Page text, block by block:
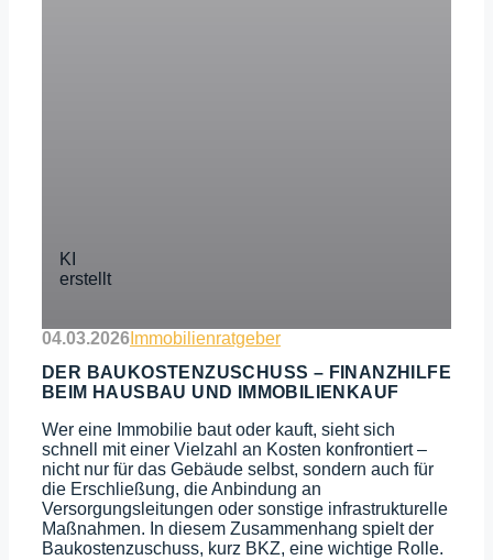
04.03.2026 Immobilienratgeber
DER BAUKOSTENZUSCHUSS – FINANZHILFE
BEIM HAUSBAU UND IMMOBILIENKAUF
Wer eine Immobilie baut oder kauft, sieht sich
schnell mit einer Vielzahl an Kosten konfrontiert –
nicht nur für das Gebäude selbst, sondern auch für
die Erschließung, die Anbindung an
Versorgungsleitungen oder sonstige infrastrukturelle
Maßnahmen. In diesem Zusammenhang spielt der
Baukostenzuschuss, kurz BKZ, eine wichtige Rolle.